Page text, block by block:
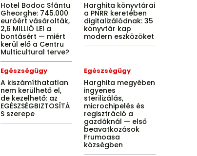
Hotel Bodoc Sfântu
Gheorghe: 745.000
euróért vásárolták,
2,6 MILLIÓ LEI a
bontásért — miért
kerül elő a Centru
Multicultural terve?
Harghita könyvtárai
a PNRR keretében
digitalizálódnak: 35
könyvtár kap
modern eszközöket
Egészségügy
A kiszámíthatatlan
nem kerülhető el,
de kezelhető: az
EGÉSZSÉGBIZTOSÍTÁ
S szerepe
Egészségügy
Harghita megyében
ingyenes
sterilizálás,
microchipelés és
regisztráció a
gazdáknál — első
beavatkozások
Frumoasa
községben